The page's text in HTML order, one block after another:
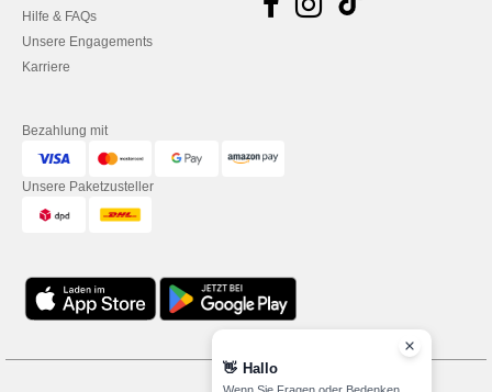
Hilfe & FAQs
Unsere Engagements
Karriere
Bezahlung mit
Unsere Paketzusteller
👋 Hallo